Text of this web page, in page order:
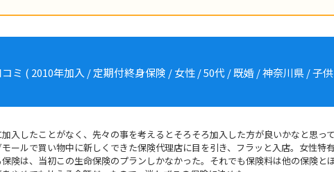
ミ ( 2010年加入 / 定期付終身保険 / 女性 / 50代 / 既婚 / 神奈川県 / 子
入したことがなく、先々の事を考えるとそろそろ加入した方が良いかなと思っ
ールで買い物中に新しくできた保険代理店に目を引き、フラッと入店。女性特
険は、当初この生命保険のプランしかなかった。それでも保険料は他の保険と